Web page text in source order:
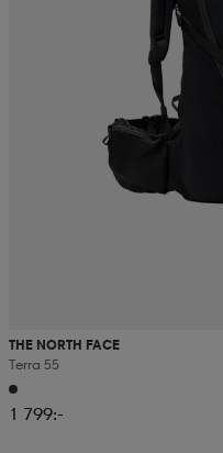
THE NORTH FACE
Terra 55
1 799:-